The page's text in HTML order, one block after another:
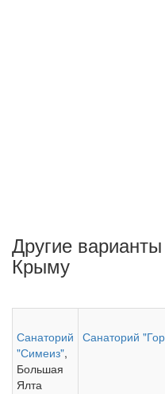
Другие
Крыму
Санаторий
"Симеиз",
Большая
Ялта
Санаторий